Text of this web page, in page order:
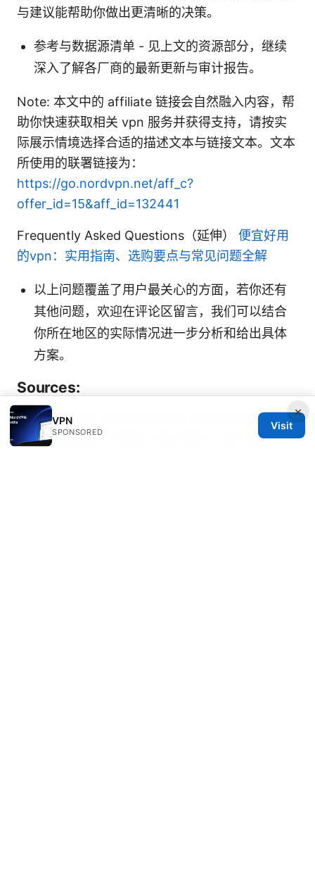
与建议能帮助你做出更清晰的决策。
参考与数据源清单 - 见上文的资源部分，继续
深入了解各厂商的最新更新与审计报告。
Note: 本文中的 affiliate 链接会自然融入内容，帮
助你快速获取相关 vpn 服务并获得支持，请按实
际展示情境选择合适的描述文本与链接文本。文本
所使用的联署链接为：
https://go.nordvpn.net/aff_c?
offer_id=15&aff_id=132441
Frequently Asked Questions（延伸） 便宜好用
的vpn：实用指南、选购要点与常见问题全解
以上问题覆盖了用户最关心的方面，若你还有
其他问题，欢迎在评论区留言，我们可以结合
你所在地区的实际情况进一步分析和给出具体
方案。
Sources:
Best vpns for australia what reddit actually
recommends in 2026: Top Picks, Tips, and
×
VPN
SPONSORED
Visit